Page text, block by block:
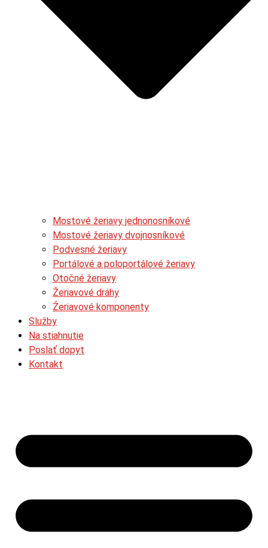
Mostové žeriavy jednonosníkové
Mostové žeriavy dvojnosníkové
Podvesné žeriavy
Portálové a poloportálové žeriavy
Otočné žeriavy
Žeriavové dráhy
Žeriavové komponenty
Služby
Na stiahnutie
Poslať dopyt
Kontakt